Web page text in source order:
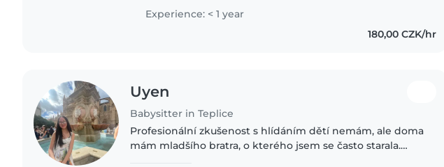
jsem nabrala..
Experience: < 1 year
180,00 CZK/hr
Uyen
Babysitter in Teplice
Profesionální zkušenost s hlídáním dětí nemám, ale doma
mám mladšího bratra, o kterého jsem se často starala.